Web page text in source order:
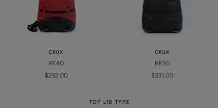
CRUX
RK40
Sale
$292.00
CRUX
RK50
Sale
$331.00
TOP LID TYPE